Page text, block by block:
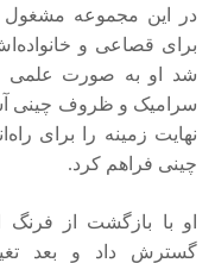
در این مجموعه
برای قصاعی و
شد او به صورت علمی
سرامیک و ظروف چینی
نهایت زمینه را برای
چینی فراهم کرد.
او با بازگشت از فرنگ
گسترش داد و بعد